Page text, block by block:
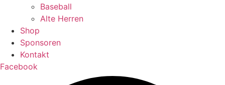
Baseball
Alte Herren
Shop
Sponsoren
Kontakt
Facebook